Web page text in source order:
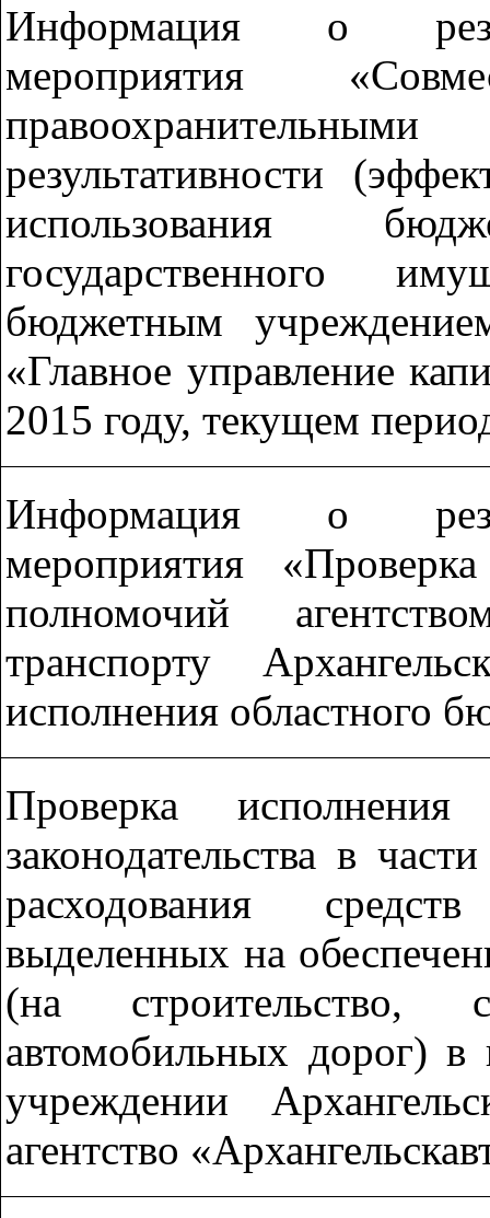
Информация о
мероприятия
результативности
использования
государственного
бюджетным
«Главное управление
2015 году, текущем
Информация о
мероприятия
полномочий
транспорту
исполнения областного
Проверка
законодательства в
расходования
выделенных на
(на строительство,
автомобильных дорог) в
учреждении
агентство